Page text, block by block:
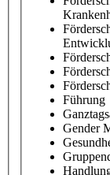
Führung
Gender